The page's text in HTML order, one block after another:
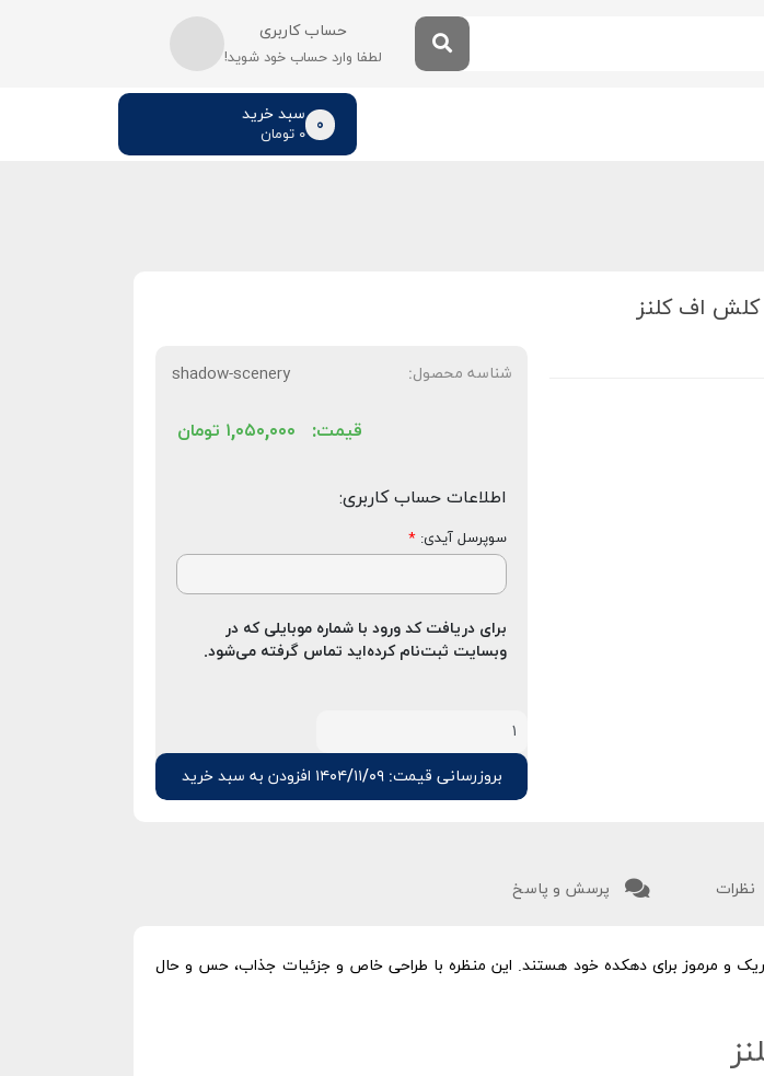
حساب کاربری
لطفا وارد حساب خود شوید!
سبد خرید
تومان۰
0
کلش اف کلنز
شناسه محصول:
shadow-scenery
قیمت: تومان ۱,۰۵۰,۰۰۰
اطلاعات حساب کاربری:
سوپرسل آیدی: *
برای دریافت کد ورود با شماره موبایلی که در
وبسایت ثبت‌نام کرده‌اید تماس گرفته می‌شود.
بروزرسانی قیمت: ۱۴۰۴/۱۱/۰۹
نظرات پرسش و پاسخ
و مرموز برای دهکده خود هستند. این منظره با طراحی خاص و جزئیات جذاب، حس و حال